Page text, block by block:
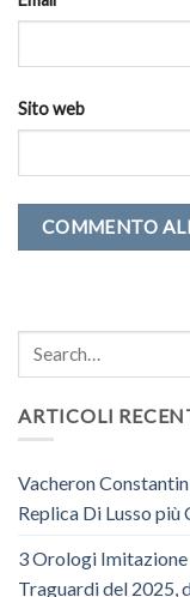
Sito web
ARTICOLI
Vacheron
Replica Di Lusso
3 Orologi Imitazione
Traguardi del 2025,